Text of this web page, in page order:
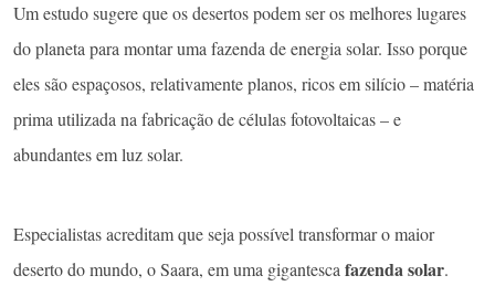
Um estudo sugere que os desertos podem ser os melhores lugares
do planeta para montar uma fazenda de energia solar. Isso porque
eles são espaçosos, relativamente planos, ricos em silício – matéria
prima utilizada na fabricação de células fotovoltaicas – e
abundantes em luz solar.
Especialistas acreditam que seja possível transformar o maior
deserto do mundo, o Saara, em uma gigantescafazenda solar.